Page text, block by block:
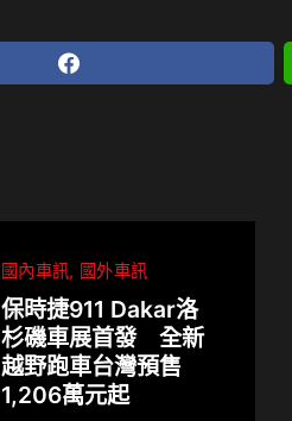
國內車訊 國外車訊
保時捷911 Dakar洛
杉磯車展首發 全新
越野跑車台灣預售
1,206萬元起